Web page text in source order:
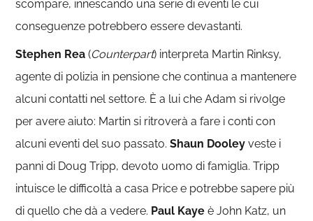
scompare, innescando una serie di eventi le cui
conseguenze potrebbero essere devastanti.
Stephen Rea (Counterpart) interpreta Martin Rinksy,
agente di polizia in pensione che continua a mantenere
alcuni contatti nel settore. È a lui che Adam si rivolge
per avere aiuto: Martin si ritroverà a fare i conti con
alcuni eventi del suo passato.Shaun Dooley veste i
panni di Doug Tripp, devoto uomo di famiglia. Tripp
intuisce le difficoltà a casa Price e potrebbe sapere più
di quello che dà a vedere. Paul Kaye è John Katz, un